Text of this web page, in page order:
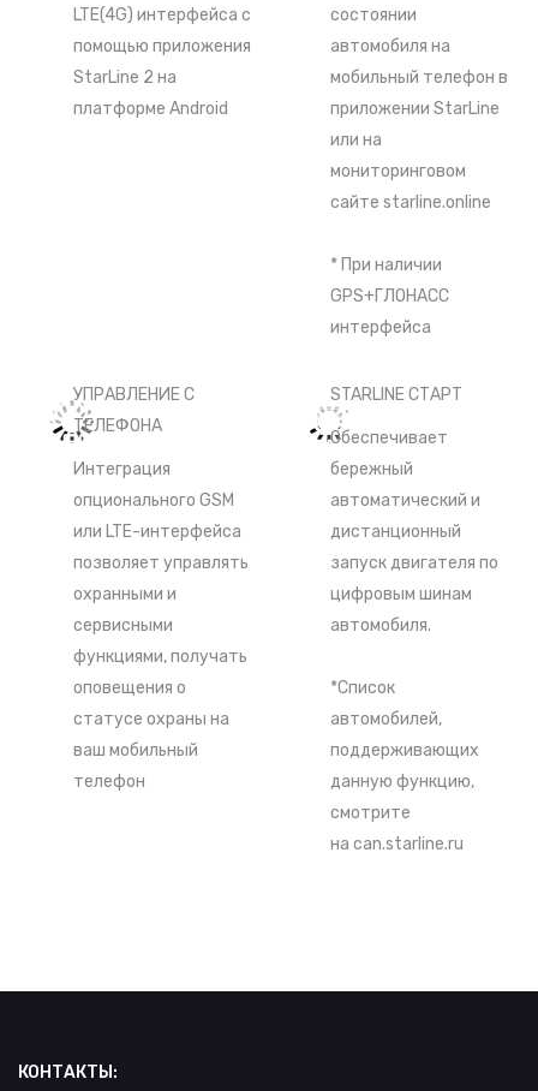
LTE(4G) интерфейса с
помощью приложения
StarLine 2 на
платформе Android
состоянии
автомобиля на
мобильный телефон в
приложении StarLine
или на
мониторинговом
сайте starline.online
* При наличии
GPS+ГЛОНАСС
интерфейса
УПРАВЛЕНИЕ С
ТЕЛЕФОНА
Интеграция
опционального GSM
или LTE-интерфейса
позволяет управлять
охранными и
сервисными
функциями, получать
оповещения о
статусе охраны на
ваш мобильный
телефон
STARLINE СТАРТ
Обеспечивает
бережный
автоматический и
дистанционный
запуск двигателя по
цифровым шинам
автомобиля.
*Список
автомобилей,
поддерживающих
данную функцию,
смотрите
на can.starline.ru
КОНТАКТЫ: